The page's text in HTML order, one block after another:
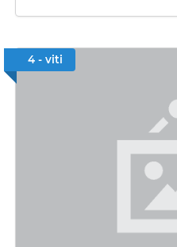
4 - viti